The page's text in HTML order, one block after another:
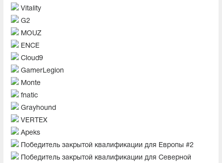
Vitality
G2
MOUZ
ENCE
Cloud9
GamerLegion
Monte
fnatic
Grayhound
VERTEX
Apeks
Победитель закрытой квалификации для Европы #2
Победитель закрытой квалификации для Северной